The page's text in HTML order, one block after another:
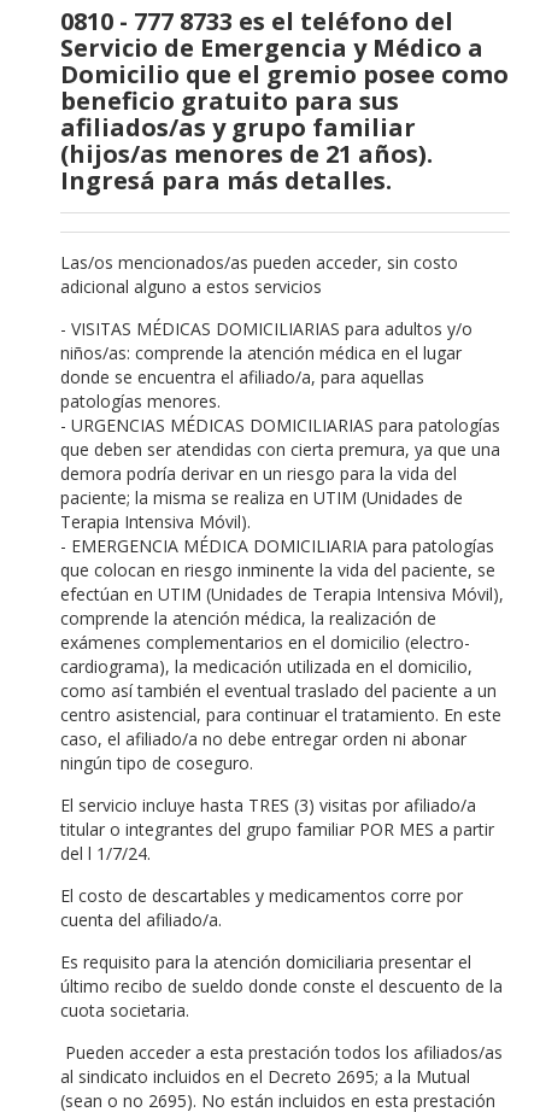
0810 - 777 8733 es el teléfono del
Servicio de Emergencia y Médico a
Domicilio que el gremio posee como
beneficio gratuito para sus
afiliados/as y grupo familiar
(hijos/as menores de 21 años).
Ingresá para más detalles.
Las/os mencionados/as pueden acceder, sin costo
adicional alguno a estos servicios
- VISITAS MÉDICAS DOMICILIARIAS para adultos y/o
niños/as: comprende la atención médica en el lugar
donde se encuentra el afiliado/a, para aquellas
patologías menores.
- URGENCIAS MÉDICAS DOMICILIARIAS para patologías
que deben ser atendidas con cierta premura, ya que una
demora podría derivar en un riesgo para la vida del
paciente; la misma se realiza en UTIM (Unidades de
Terapia Intensiva Móvil).
- EMERGENCIA MÉDICA DOMICILIARIA para patologías
que colocan en riesgo inminente la vida del paciente, se
efectúan en UTIM (Unidades de Terapia Intensiva Móvil),
comprende la atención médica, la realización de
exámenes complementarios en el domicilio (electro-
cardiograma), la medicación utilizada en el domicilio,
como así también el eventual traslado del paciente a un
centro asistencial, para continuar el tratamiento. En este
caso, el afiliado/a no debe entregar orden ni abonar
ningún tipo de coseguro.
El servicio incluye hasta TRES (3) visitas por afiliado/a
titular o integrantes del grupo familiar POR MES a partir
del l 1/7/24.
El costo de descartables y medicamentos corre por
cuenta del afiliado/a.
Es requisito para la atención domiciliaria presentar el
último recibo de sueldo donde conste el descuento de la
cuota societaria.
Pueden acceder a esta prestación todos los afiliados/as
al sindicato incluidos en el Decreto 2695; a la Mutual
(sean o no 2695). No están incluidos en esta prestación